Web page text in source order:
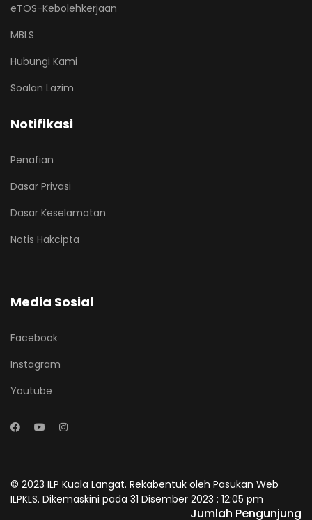
eTOS-Kebolehkerjaan
MBLS
Hubungi Kami
Soalan Lazim
Notifikasi
Penafian
Dasar Privasi
Dasar Keselamatan
Notis Hakcipta
Media Sosial
Facebook
Instagram
Youtube
© 2023 ILP Kuala Langat. Rekabentuk oleh Pasukan Web
ILPKLS. Dikemaskini pada 31 Disember 2023 : 12:05 pm
Jumlah Pengunjung